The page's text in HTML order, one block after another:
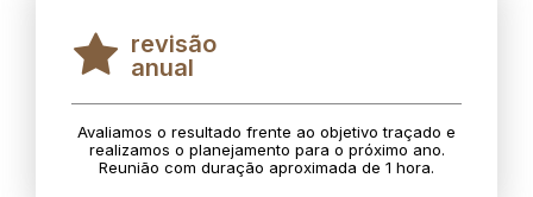
revisão
anual
Avaliamos o resultado frente ao objetivo traçado e
realizamos o planejamento para o próximo ano.
Reunião com duração aproximada de 1 hora.